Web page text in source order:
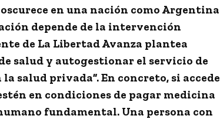
en una nación como Argentina
depende de la intervención
de La Libertad Avanza plantea
salud y autogestionar el servicio de
salud privada”. En concreto, si accede
en condiciones de pagar medicina
fundamental. Una persona con